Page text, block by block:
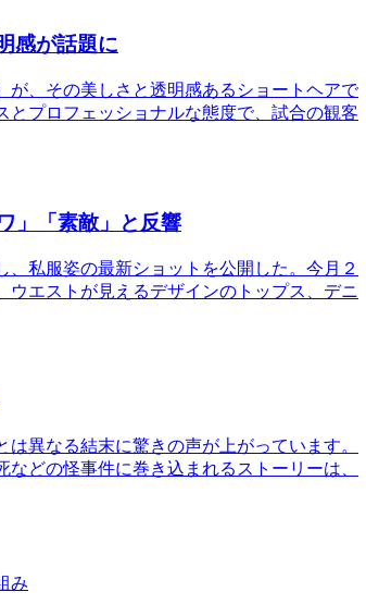
感が話題に
、その美しさと透明感あるショートヘアで
プロフェッショナルな態度で、試合の観客
」「素敵」と反響
私服姿の最新ショットを公開した。今月２
ウエストが見えるデザインのトップス、デニ
異なる結末に驚きの声が上がっています。
どの怪事件に巻き込まれるストーリーは、
み